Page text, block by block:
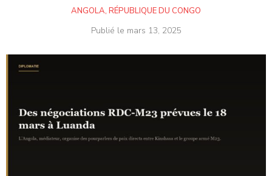
ANGOLA, RÉPUBLIQUE DU CONGO
Publié le mars 13, 2025